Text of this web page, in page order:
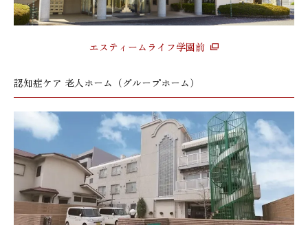
エスティームライフ学園前
認知症ケア 老人ホーム（グループホーム）